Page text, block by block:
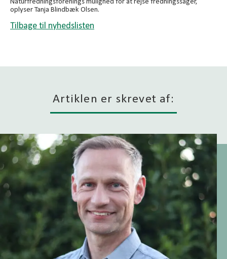
Naturfredningsforenings mulighed for at rejse fredningssager,
oplyser Tanja Blindbæk Olsen.
Tilbage til nyhedslisten
Artiklen er skrevet af: